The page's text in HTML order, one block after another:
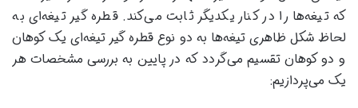
که تیغه‌ها را در کنار یکدیگر ثابت می‌کند. قطره گیر تیغه‌ای به
لحاظ شکل ظاهری تیغه‌ها به دو نوع قطره گیر تیغه‌ای یک کوهان
و دو کوهان تقسیم می‌گردد که در پایین به بررسی مشخصات هر
یک می‌پردازیم: